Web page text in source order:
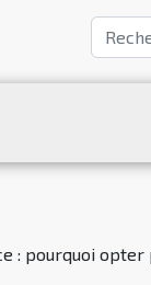
: pourquoi